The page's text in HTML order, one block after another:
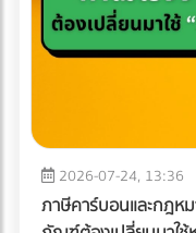
ครับ ???? อุปกรณ์การแพทย์ของคุณมีมูลค่าสูงเกินกว่าจะฝากไว้
กับใครก็ได้ การหาบริษั
Ride Suspension พ
White Glove Service
สอบประวัติอย่างละเอี
จัดซื้อ ด้วยการค้นหาแล
สำหรับเครื่องมือแพทย์
สากล ได้ฟรีที่ At-once
Retargeting ไปยังกลุ่
ตัดสินใจจอง อย่าปล่อยให้โอกาสหลุดลอยไป... ให้ At-once ช่วย
คุณหาทีมที่ใช่! การปรับ
Page ที่มี
ต่างชาติ ต้องอาศัยคว
ของโรงแรมคุณมีงานล้
ทางออกที่รวดเร็วและคุ้
เปล่าในช่วง Low
นี้ เข้ามาค้นหาพาร์ทเน
2. ขาดทุนสะสมติดต่อ
เงินว่า "ขาดทุน" หรือ "ก
กรรมการบริษัทกลับมี
อสังหาริมทรัพย์ หรือ
ครั้ง AI จะประเมินว่านี่
ปกปิดรายได้ 3. สินค้าค
กับความเป็นจริง นี่คือ
ขายของคุณน้อย แต่กา
มหาศาลจน "สต็อกบว
2026-07-24, 13:36
ภาษีคาร์บอนและกฎห